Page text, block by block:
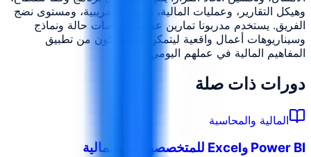
وهيكل التقارير، وعمليات المالية، والبيئة الضريبية، ومستوى نضج
الفريق. يستخدم مدربونا تمارين عملية ودراسات حالة ونماذج
وسيناريوهات أعمال واقعية ليتمكن المشاركون من تطبيق
المفاهيم المالية في عملهم اليومي.
دورات ذات صلة
المالية والمحاسبة
Power BI وExcel للمتخصصين في المالية